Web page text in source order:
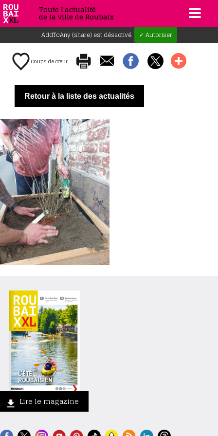
Toute l'actualité
de la ville de Roubaix
AddToAny (share) est désactivé. ✓ Autoriser
Coups de cœur
Retour à la liste des actualités
Lire le magazine